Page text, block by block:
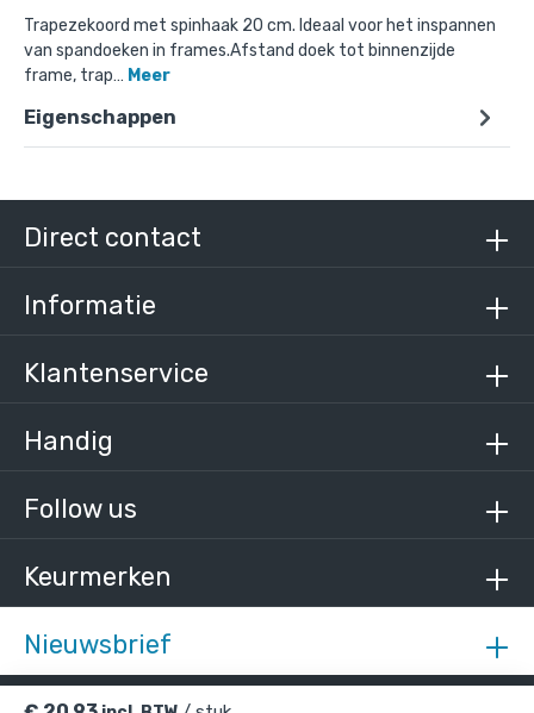
Trapezekoord met spinhaak 20 cm. Ideaal voor het inspannen
van spandoeken in frames.Afstand doek tot binnenzijde
frame, trap… Meer
Eigenschappen
Nieuwsbrief
Follow us
Keurmerken
Direct contact
Informatie
Klantenservice
Handig